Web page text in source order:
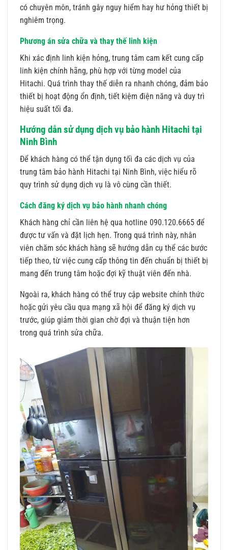
có chuyên môn, tránh gây nguy hiểm hay hư hỏng thiết bị
nghiêm trọng.
Phương án sửa chữa và thay thế linh kiện
Khi xác định linh kiện hỏng, trung tâm cam kết cung cấp
linh kiện chính hãng, phù hợp với từng model của
Hitachi. Quá trình thay thế diễn ra nhanh chóng, đảm bảo
thiết bị hoạt động ổn định, tiết kiệm điện năng và duy trì
hiệu suất tối đa.
Hướng dẫn sử dụng dịch vụ bảo hành Hitachi tại
Ninh Bình
Để khách hàng có thể tận dụng tối đa các dịch vụ của
trung tâm bảo hành Hitachi tại Ninh Bình, việc hiểu rõ
quy trình sử dụng dịch vụ là vô cùng cần thiết.
Cách đăng ký dịch vụ bảo hành nhanh chóng
Khách hàng chỉ cần liên hệ qua hotline 090.120.6665 để
được tư vấn và đặt lịch hẹn. Trong quá trình này, nhân
viên chăm sóc khách hàng sẽ hướng dẫn cụ thể các bước
tiếp theo, từ việc cung cấp thông tin đến chuẩn bị thiết bị
mang đến trung tâm hoặc đợi kỹ thuật viên đến nhà.
Ngoài ra, khách hàng có thể truy cập website chính thức
hoặc gửi yêu cầu qua mạng xã hội để đăng ký dịch vụ
trước, giúp giảm thời gian chờ đợi và thuận tiện hơn
trong quá trình sửa chữa.